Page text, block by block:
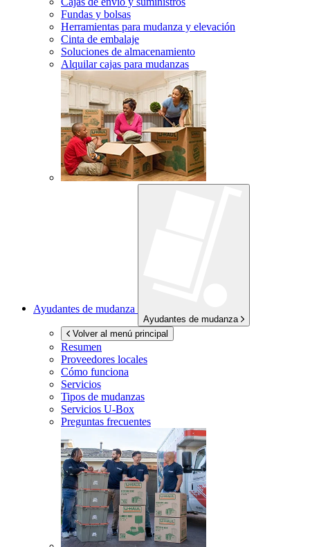
Fundas y bolsas
Herramientas para mudanza y elevación
Cinta de embalaje
Soluciones de almacenamiento
Alquilar cajas para mudanzas
Ayudantes de mudanza
Ayudantes de mudanza
Volver al menú principal
Resumen
Proveedores locales
Cómo funciona
Servicios
Tipos de mudanzas
Servicios U-Box
Preguntas frecuentes